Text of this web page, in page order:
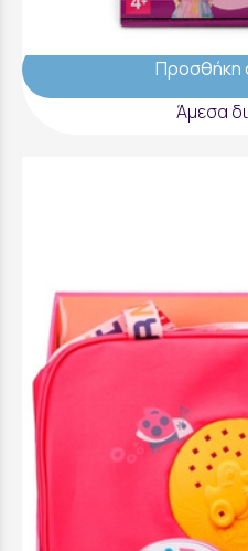
Προσθήκη
Άμεσα
Baby Born